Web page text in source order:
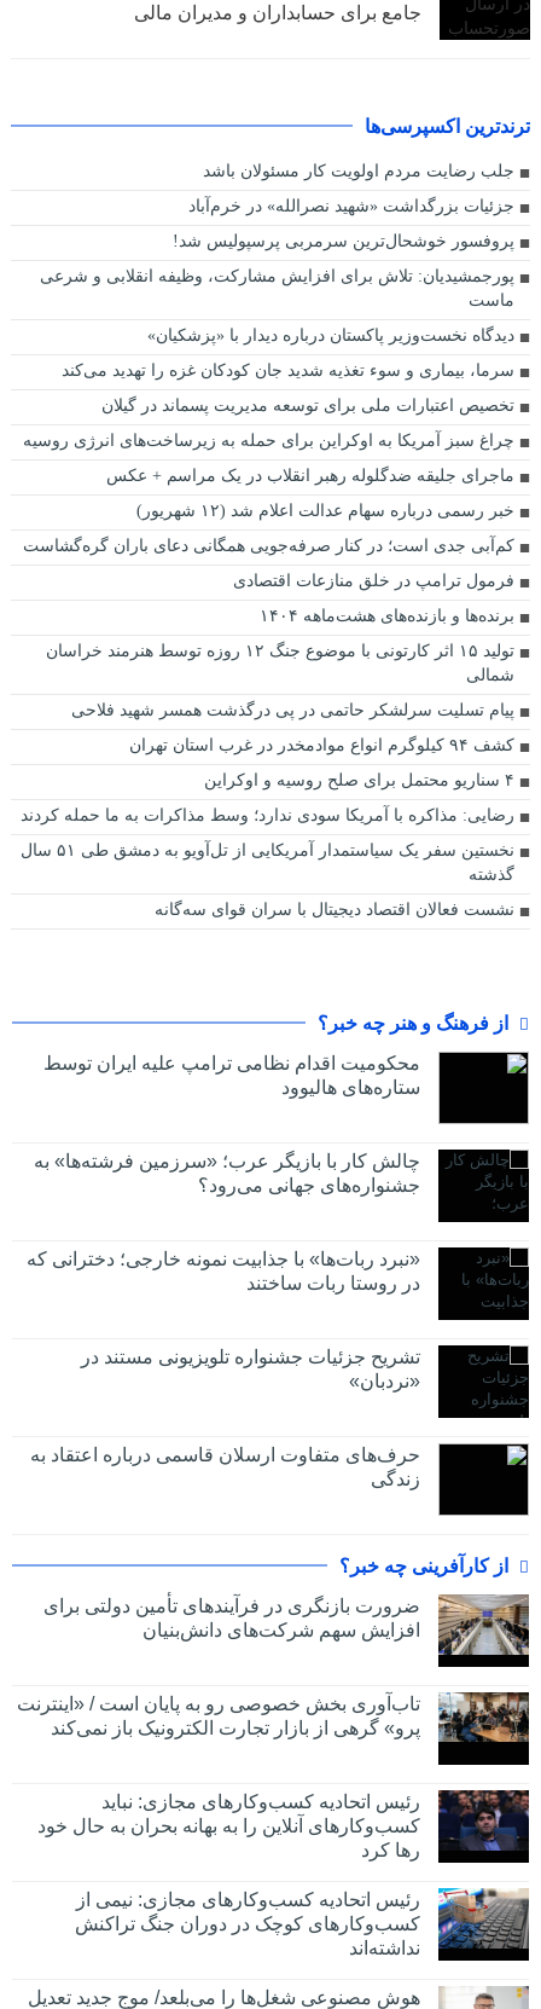
جامع برای حسابداران و مدیران مالی
ترندترین اکسپرسی‌ها
جلب رضایت مردم اولویت کار مسئولان باشد
جزئیات بزرگداشت «شهید نصرالله» در خرم‌آباد
پروفسور خوشحال‌ترین سرمربی پرسپولیس شد!
پورجمشیدیان: تلاش برای افزایش مشارکت، وظیفه انقلابی و شرعی
ماست
دیدگاه نخست‌وزیر پاکستان درباره دیدار با «پزشکیان»
سرما، بیماری و سوء تغذیه شدید جان کودکان غزه را تهدید می‌کند
تخصیص اعتبارات ملی برای توسعه مدیریت پسماند در گیلان
چراغ سبز آمریکا به اوکراین برای حمله به زیرساخت‌های انرژی روسیه
ماجرای جلیقه ضدگلوله رهبر انقلاب در یک مراسم + عکس
خبر رسمی درباره سهام عدالت اعلام شد (۱۲ شهریور)
کم‌آبی جدی است؛ در کنار صرفه‌جویی همگانی دعای باران گره‌گشاست
فرمول ترامپ در خلق منازعات اقتصادی
برنده‌ها و بازنده‌های هشت‌ماهه ۱۴۰۴
تولید ۱۵ اثر کارتونی با موضوع جنگ ۱۲ روزه توسط هنرمند خراسان
شمالی
پیام تسلیت سرلشکر حاتمی در پی درگذشت همسر شهید فلاحی
کشف ۹۴ کیلوگرم انواع موادمخدر در غرب استان تهران
۴ سناریو محتمل برای صلح روسیه و اوکراین
رضایی: مذاکره با آمریکا سودی ندارد؛ وسط مذاکرات به ما حمله کردند
نخستین سفر یک سیاستمدار آمریکایی از تل‌آویو به دمشق طی ۵۱ سال
گذشته
نشست فعالان اقتصاد دیجیتال با سران قوای سه‌گانه
از فرهنگ و هنر چه خبر؟
محکومیت اقدام نظامی ترامپ علیه ایران توسط
ستاره‌های هالیوود
چالش کار با بازیگر عرب؛ «سرزمین فرشته‌ها» به
جشنواره‌های جهانی می‌رود؟
«نبرد ربات‌ها» با جذابیت نمونه خارجی؛ دخترانی که
در روستا ربات ساختند
تشریح جزئیات جشنواره‌ تلویزیونی مستند در
«نردبان»
حرف‌های متفاوت ارسلان قاسمی درباره اعتقاد به
زندگی
از کارآفرینی چه خبر؟
ضرورت بازنگری در فرآیندهای تأمین دولتی برای
افزایش سهم شرکت‌های دانش‌بنیان
تاب‌آوری بخش خصوصی رو به پایان است / «اینترنت
پرو» گرهی از بازار تجارت الکترونیک باز نمی‌کند
رئیس اتحادیه کسب‌وکارهای مجازی: نباید
کسب‌وکارهای آنلاین را به بهانه بحران به حال خود
رها کرد
رئیس اتحادیه کسب‌وکارهای مجازی: نیمی از
کسب‌وکارهای کوچک در دوران جنگ‌ تراکنش
نداشته‌اند
هوش مصنوعی شغل‌ها را می‌بلعد/ موج جدید تعدیل